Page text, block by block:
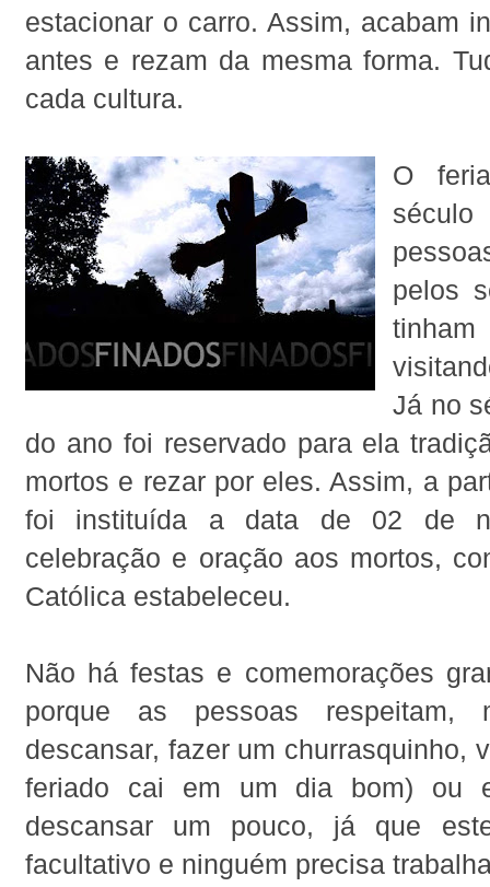
estacionar o carro. Assim, acabam
antes e rezam da mesma forma.
cada cultura.
O
pelos
Já no
do ano foi reservado para ela
mortos e rezar por eles. Assim, a
foi instituída a data de 02 de
celebração e oração aos mortos,
Católica estabeleceu.
Não há festas e comemorações
porque as pessoas respeitam,
descansar, fazer um churrasquinho,
feriado cai em um dia bom) ou
descansar um pouco, já que
facultativo e ninguém precisa